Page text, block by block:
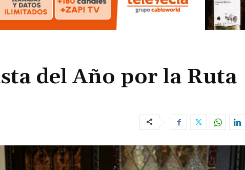
del Año por la Ruta